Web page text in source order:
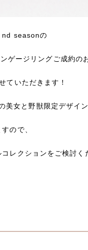
nd seasonの
ゲージリングご成約の
ていただきます！
女と野獣限定デザイ
ので、
レクションをご検討く